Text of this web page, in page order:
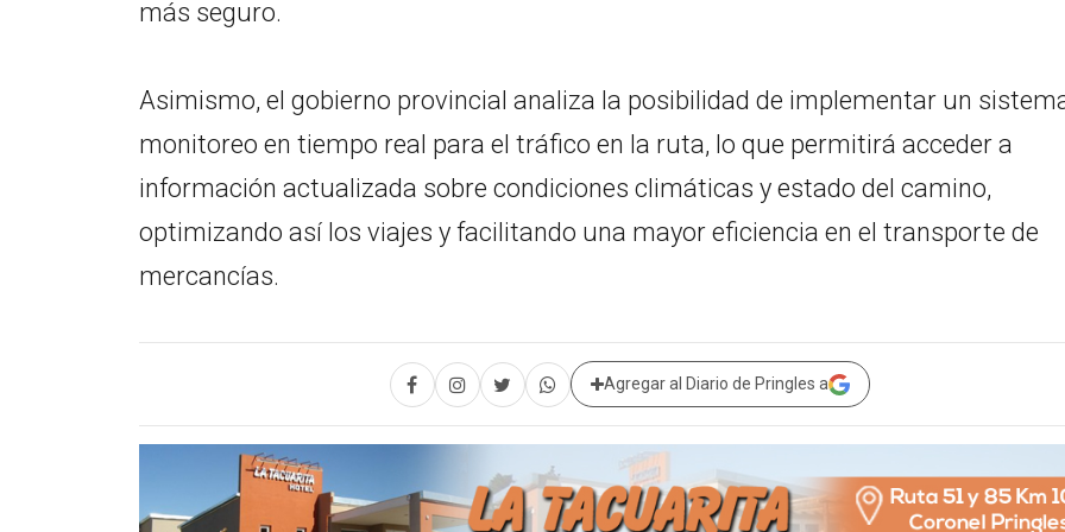
más seguro.
Asimismo, el gobierno provincial analiza la posibilidad de implementar un
monitoreo en tiempo real para el tráfico en la ruta, lo que permitirá acceder a
información actualizada sobre condiciones climáticas y estado del camino,
optimizando así los viajes y facilitando una mayor eficiencia en el transporte de
mercancías.
Agregar al Diario de Pringles a